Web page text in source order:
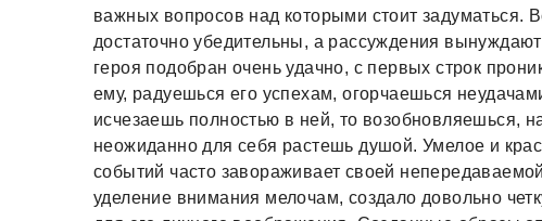
важных вопросов над которыми стоит задуматься.
достаточно убедительны, а рассуждения
героя подобран очень удачно, с первых строк
ему, радуешься его успехам, огорчаешься
исчезаешь полностью в ней, то возобновляешься,
неожиданно для себя растешь душой. Умелое и
событий часто завораживает своей
уделение внимания мелочам, создало довольно